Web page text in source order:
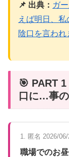
📌 出典： ガ
えば明日、私
陰口を言われ
🎯 PART
口に…事
1. 匿名 2026/06/
職場でのお